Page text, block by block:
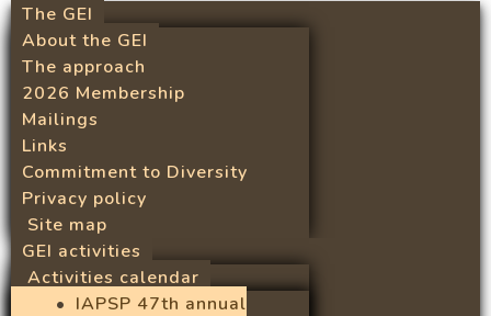
The GEI
About the GEI
The approach
2026 Membership
Mailings
Links
Commitment to Diversity
Privacy policy
Site map
GEI activities
Activities calendar
IAPSP 47th annual